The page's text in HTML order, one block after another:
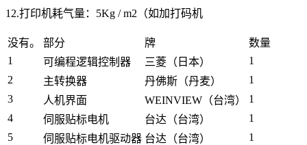
12.打印机耗气量：5Kg / m2（如加打码机
没有。 部分 牌
数量
1
可编程逻辑控制器 三菱（日本）
1
2
主转换器 丹佛斯（丹麦）
1
3
人机界面 WEINVIEW（台湾）
1
4
伺服贴标电机 台达（台湾）
1
5
伺服贴标电机驱动器 台达（台湾） 1